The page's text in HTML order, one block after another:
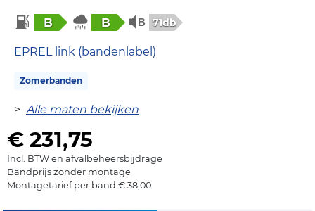
B B 71db
EPREL link (bandenlabel)
Zomerbanden
> Alle maten bekijken
€ 231,75
Incl. BTW en afvalbeheersbijdrage
Bandprijs zonder montage
Montagetarief per band € 38,00